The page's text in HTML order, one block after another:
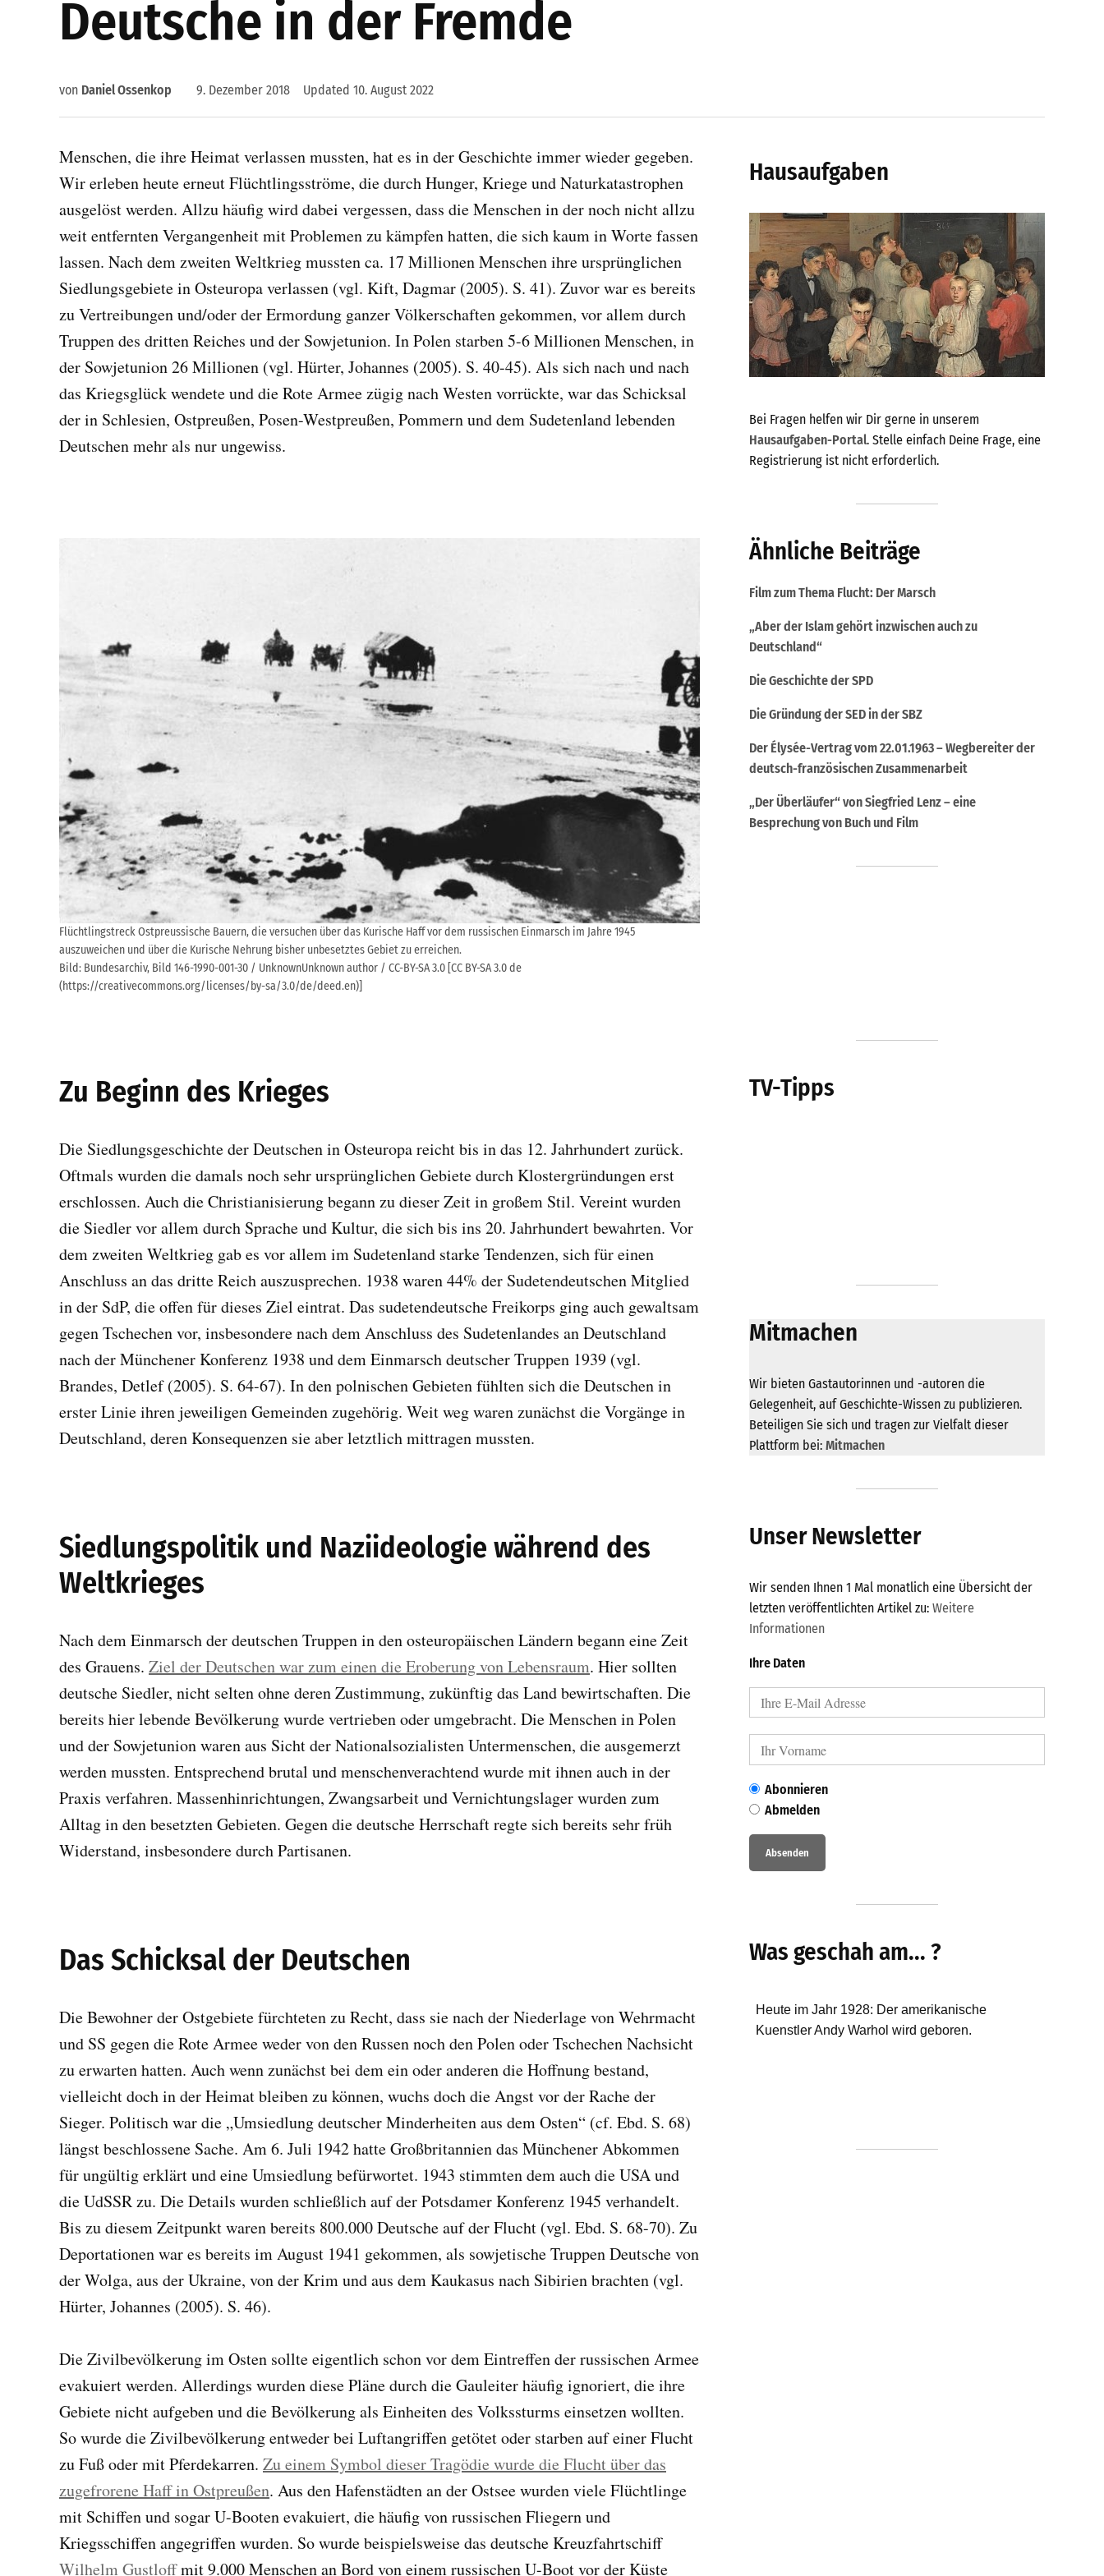
Deutsche in der Fremde
von Daniel Ossenkop 9. Dezember 2018 Updated 10. August 2022
Menschen, die ihre Heimat verlassen mussten, hat es in der Geschichte immer wieder gegeben.
Wir erleben heute erneut Flüchtlingsströme, die durch Hunger, Kriege und Naturkatastrophen
ausgelöst werden. Allzu häufig wird dabei vergessen, dass die Menschen in der noch nicht allzu
weit entfernten Vergangenheit mit Problemen zu kämpfen hatten, die sich kaum in Worte fassen
lassen. Nach dem zweiten Weltkrieg mussten ca. 17 Millionen Menschen ihre ursprünglichen
Siedlungsgebiete in Osteuropa verlassen (vgl. Kift, Dagmar (2005). S. 41). Zuvor war es bereits
zu Vertreibungen und/oder der Ermordung ganzer Völkerschaften gekommen, vor allem durch
Truppen des dritten Reiches und der Sowjetunion. In Polen starben 5-6 Millionen Menschen, in
der Sowjetunion 26 Millionen (vgl. Hürter, Johannes (2005). S. 40-45). Als sich nach und nach
das Kriegsglück wendete und die Rote Armee zügig nach Westen vorrückte, war das Schicksal
der in Schlesien, Ostpreußen, Posen-Westpreußen, Pommern und dem Sudetenland lebenden
Deutschen mehr als nur ungewiss.
Flüchtlingstreck Ostpreussische Bauern, die versuchen über das Kurische Haff vor dem russischen Einmarsch im Jahre 1945
auszuweichen und über die Kurische Nehrung bisher unbesetztes Gebiet zu erreichen.
Bild: Bundesarchiv, Bild 146-1990-001-30 / UnknownUnknown author / CC-BY-SA 3.0 [CC BY-SA 3.0 de
(https://creativecommons.org/licenses/by-sa/3.0/de/deed.en)]
Zu Beginn des Krieges
Die Siedlungsgeschichte der Deutschen in Osteuropa reicht bis in das 12. Jahrhundert zurück.
Oftmals wurden die damals noch sehr ursprünglichen Gebiete durch Klostergründungen erst
erschlossen. Auch die Christianisierung begann zu dieser Zeit in großem Stil. Vereint wurden
die Siedler vor allem durch Sprache und Kultur, die sich bis ins 20. Jahrhundert bewahrten. Vor
dem zweiten Weltkrieg gab es vor allem im Sudetenland starke Tendenzen, sich für einen
Anschluss an das dritte Reich auszusprechen. 1938 waren 44% der Sudetendeutschen Mitglied
in der SdP, die offen für dieses Ziel eintrat. Das sudetendeutsche Freikorps ging auch gewaltsam
gegen Tschechen vor, insbesondere nach dem Anschluss des Sudetenlandes an Deutschland
nach der Münchener Konferenz 1938 und dem Einmarsch deutscher Truppen 1939 (vgl.
Brandes, Detlef (2005). S. 64-67). In den polnischen Gebieten fühlten sich die Deutschen in
erster Linie ihren jeweiligen Gemeinden zugehörig. Weit weg waren zunächst die Vorgänge in
Deutschland, deren Konsequenzen sie aber letztlich mittragen mussten.
Siedlungspolitik und Naziideologie während des
Weltkrieges
Nach dem Einmarsch der deutschen Truppen in den osteuropäischen Ländern begann eine Zeit
des Grauens. Ziel der Deutschen war zum einen die Eroberung von Lebensraum. Hier sollten
deutsche Siedler, nicht selten ohne deren Zustimmung, zukünftig das Land bewirtschaften. Die
bereits hier lebende Bevölkerung wurde vertrieben oder umgebracht. Die Menschen in Polen
und der Sowjetunion waren aus Sicht der Nationalsozialisten Untermenschen, die ausgemerzt
werden mussten. Entsprechend brutal und menschenverachtend wurde mit ihnen auch in der
Praxis verfahren. Massenhinrichtungen, Zwangsarbeit und Vernichtungslager wurden zum
Alltag in den besetzten Gebieten. Gegen die deutsche Herrschaft regte sich bereits sehr früh
Widerstand, insbesondere durch Partisanen.
Das Schicksal der Deutschen
Die Bewohner der Ostgebiete fürchteten zu Recht, dass sie nach der Niederlage von Wehrmacht
und SS gegen die Rote Armee weder von den Russen noch den Polen oder Tschechen Nachsicht
zu erwarten hatten. Auch wenn zunächst bei dem ein oder anderen die Hoffnung bestand,
vielleicht doch in der Heimat bleiben zu können, wuchs doch die Angst vor der Rache der
Sieger. Politisch war die „Umsiedlung deutscher Minderheiten aus dem Osten“ (cf. Ebd. S. 68)
längst beschlossene Sache. Am 6. Juli 1942 hatte Großbritannien das Münchener Abkommen
für ungültig erklärt und eine Umsiedlung befürwortet. 1943 stimmten dem auch die USA und
die UdSSR zu. Die Details wurden schließlich auf der Potsdamer Konferenz 1945 verhandelt.
Bis zu diesem Zeitpunkt waren bereits 800.000 Deutsche auf der Flucht (vgl. Ebd. S. 68-70). Zu
Deportationen war es bereits im August 1941 gekommen, als sowjetische Truppen Deutsche von
der Wolga, aus der Ukraine, von der Krim und aus dem Kaukasus nach Sibirien brachten (vgl.
Hürter, Johannes (2005). S. 46).
Die Zivilbevölkerung im Osten sollte eigentlich schon vor dem Eintreffen der russischen Armee
evakuiert werden. Allerdings wurden diese Pläne durch die Gauleiter häufig ignoriert, die ihre
Gebiete nicht aufgeben und die Bevölkerung als Einheiten des Volkssturms einsetzen wollten.
So wurde die Zivilbevölkerung entweder bei Luftangriffen getötet oder starben auf einer Flucht
zu Fuß oder mit Pferdekarren. Zu einem Symbol dieser Tragödie wurde die Flucht über das
zugefrorene Haff in Ostpreußen. Aus den Hafenstädten an der Ostsee wurden viele Flüchtlinge
mit Schiffen und sogar U-Booten evakuiert, die häufig von russischen Fliegern und
Kriegsschiffen angegriffen wurden. So wurde beispielsweise das deutsche Kreuzfahrtschiff
Wilhelm Gustloffmit 9.000 Menschen an Bord von einem russischen U-Boot vor der Küste
Hausaufgaben
Bei Fragen helfen wir Dir gerne in unserem
Hausaufgaben-Portal. Stelle einfach Deine Frage, eine
Registrierung ist nicht erforderlich.
Ähnliche Beiträge
Film zum Thema Flucht: Der Marsch
„Aber der Islam gehört inzwischen auch zu
Deutschland“
Die Geschichte der SPD
Die Gründung der SED in der SBZ
Der Élysée-Vertrag vom 22.01.1963 – Wegbereiter der
deutsch-französischen Zusammenarbeit
„Der Überläufer“ von Siegfried Lenz – eine
Besprechung von Buch und Film
TV-Tipps
Mitmachen
Wir bieten Gastautorinnen und -autoren die
Gelegenheit, auf Geschichte-Wissen zu publizieren.
Beteiligen Sie sich und tragen zur Vielfalt dieser
Plattform bei: Mitmachen
Unser Newsletter
Wir senden Ihnen 1 Mal monatlich eine Übersicht der
letzten veröffentlichten Artikel zu: Weitere
Informationen
Ihre Daten
Abonnieren
Abmelden
Was geschah am... ?